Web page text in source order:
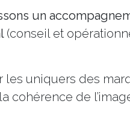
un
(conseil et
les uniquers des
cohérence de